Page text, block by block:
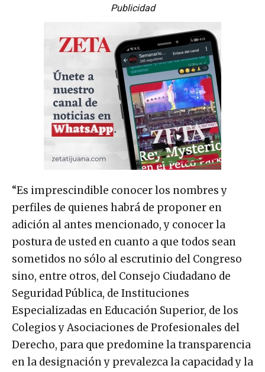
Publicidad
“Es imprescindible conocer los nombres y
perfiles de quienes habrá de proponer en
adición al antes mencionado, y conocer la
postura de usted en cuanto a que todos sean
sometidos no sólo al escrutinio del Congreso
sino, entre otros, del Consejo Ciudadano de
Seguridad Pública, de Instituciones
Especializadas en Educación Superior, de los
Colegios y Asociaciones de Profesionales del
Derecho, para que predomine la transparencia
en la designación y prevalezca la capacidad y la